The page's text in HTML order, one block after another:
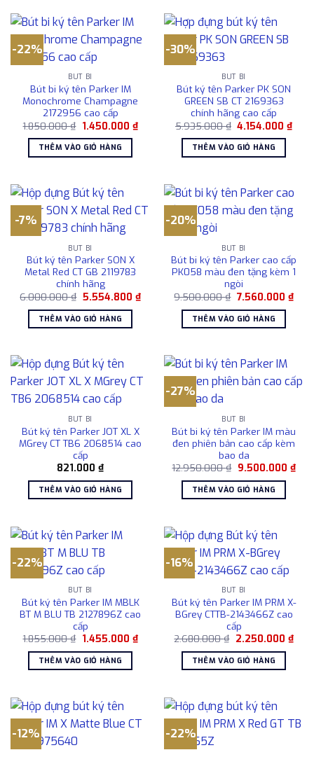
-22%
BÚT BI
Bút bi ký tên Parker IM
Monochrome Champagne
2172956 cao cấp
1.850.000₫ Giá
là:
1.850.000 ₫.
1.450.000 ₫Giá
hiện
1.450.000 ₫.
THÊM VÀO GIỎ HÀNG
-30%
BÚT BI
Bút ký tên Parker PK SON
GREEN SB CT 2169363
chính hãng cao cấp
5.935.000₫ Giá
là:
5.935.000 ₫.
4.154.000₫Giá
hiện
THÊM VÀO GIỎ HÀNG
-7%
BÚT BI
Bút ký tên Parker SON X
Metal Red CT GB 2119783
chính hãng
6.000.000₫ Giá
là:
6.000.000 ₫.
5.554.800 ₫Giá
hiện
5.554.800 ₫.
THÊM VÀO GIỎ HÀNG
-20%
BÚT BI
Bút bi ký tên Parker cao cấp
PK058 màu đen tặng kèm 1
ngòi
9.500.000₫ Giá
là:
9.500.000 ₫.
7.560.000 ₫Giá
hiện
THÊM VÀO GIỎ HÀNG
BÚT BI
Bút ký tên Parker JOT XL X
MGrey CT TB6 2068514 cao
cấp
821.000 ₫
THÊM VÀO GIỎ HÀNG
-27%
BÚT BI
Bút bi ký tên Parker IM màu
đen phiên bản cao cấp kèm
bao da
12.950.000₫ Giá
là:
12.950.000 ₫.
9.500.000 ₫Giá
hiện
THÊM VÀO GIỎ HÀNG
-22%
BÚT BI
Bút ký tên Parker IM MBLK
BT M BLU TB 2127896Z cao
cấp
1.855.000₫ Giá
là:
1.855.000 ₫.
1.455.000 ₫Giá
THÊM VÀO GIỎ HÀNG
-16%
BÚT BI
Bút ký tên Parker IM PRM X-
BGrey CTTB-2143466Z cao
cấp
2.680.000₫ Giá
là:
2.680.000 ₫.
2.250.000 ₫Giá
THÊM VÀO GIỎ HÀNG
-12% -22%